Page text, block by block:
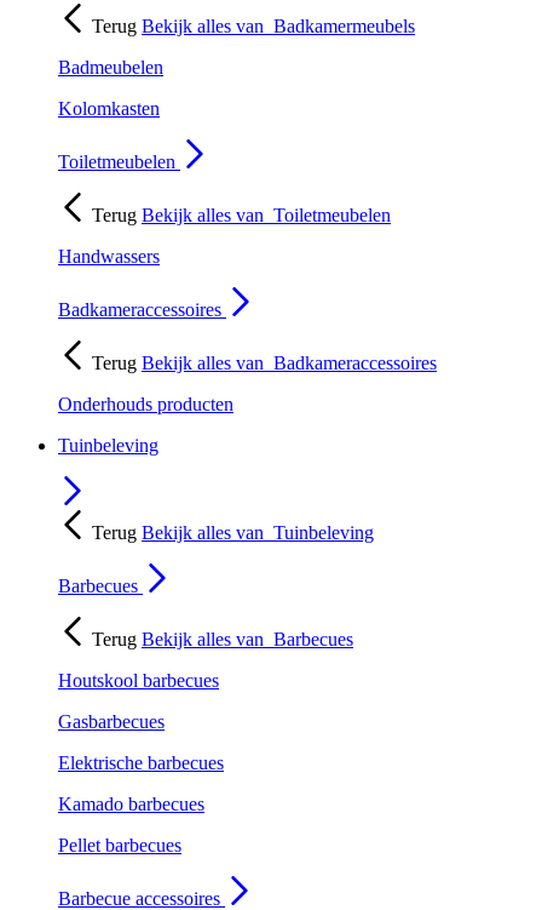
Terug Bekijk alles van Badkamermeubels
Badmeubelen
Kolomkasten
Toiletmeubelen
Terug Bekijk alles van Toiletmeubelen
Handwassers
Badkameraccessoires
Terug Bekijk alles van Badkameraccessoires
Onderhouds producten
Tuinbeleving
Terug Bekijk alles van Tuinbeleving
Barbecues
Terug Bekijk alles van Barbecues
Houtskool barbecues
Gasbarbecues
Elektrische barbecues
Kamado barbecues
Pellet barbecues
Barbecue accessoires